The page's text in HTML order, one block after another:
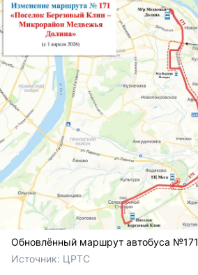
Обновлённый маршрут автобуса №171
Источник: ЦРТС